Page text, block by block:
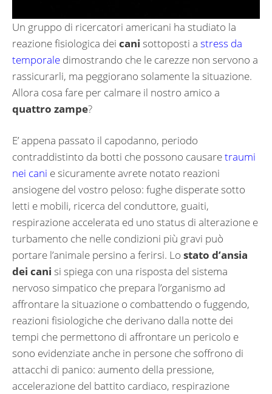
Un gruppo di ricercatori americani ha studiato la
reazione fisiologica dei cani sottoposti a stress da
temporale dimostrando che le carezze non servono a
rassicurarli, ma peggiorano solamente la situazione.
Allora cosa fare per calmare il nostro amico a
quattro zampe?
E’ appena passato il capodanno, periodo
contraddistinto da botti che possono causaretraumi
nei cani e sicuramente avrete notato reazioni
ansiogene del vostro peloso: fughe disperate sotto
letti e mobili, ricerca del conduttore, guaiti,
respirazione accelerata ed uno status di alterazione e
turbamento che nelle condizioni più gravi può
portare l’animale persino a ferirsi. Lo stato d’ansia
dei cani si spiega con una risposta del sistema
nervoso simpatico che prepara l’organismo ad
affrontare la situazione o combattendo o fuggendo,
reazioni fisiologiche che derivano dalla notte dei
tempi che permettono di affrontare un pericolo e
sono evidenziate anche in persone che soffrono di
attacchi di panico: aumento della pressione,
accelerazione del battito cardiaco, respirazione